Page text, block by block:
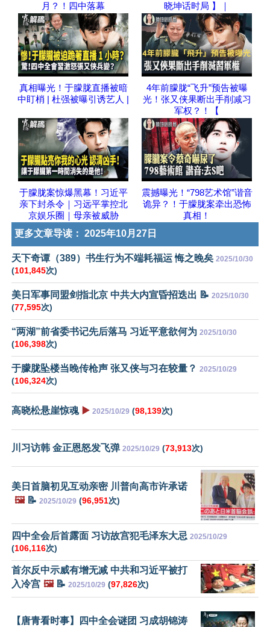
月？！四中落幕
晓坤话时局 】｜
真相曝光！于朦胧直播被暗
中盯梢 | 杜强被曝引诱艺人 |
4年前朦胧“飞升”预告被曝
光！张又侠果断出手削减习
军权？！【
于朦胧案惊爆黑幕！习近平
亲下封杀令｜习远平掌控北
京娱乐圈｜母亲被威胁
震撼曝光！“798艺术馆”谐音
诡异？！于朦胧案牵出恐怖
真相！
更多文章导读： 2025年10月27日
天下奇谭（389）书生行为不端耗福运 悔之晚矣 2025/10/30
(101,845次)
美日军事同盟剑指北京 中共大内宣昏招迭出 📝 2025/10/30
(77,595次)
“两湖”前省委书记先后落马 习近平意欲何为 2025/10/30
(106,398次)
于朦胧坠楼当晚传枪声 张又侠与习在较量？ 2025/10/29
(106,324次)
高晓松悬崖惊魂 ▶️ 2025/10/29 (98,139次)
川习访韩 金正恩怒发飞弹 2025/10/29 (73,913次)
美日首脑初见互动亲密 川普向高市许承诺
🖼️📝 2025/10/29 (96,951次)
四中全会后首露面 习访故宫犯毛泽东大忌 2025/10/29
(106,116次)
首尔反中示威有增无减 中共和习近平被打
入冷宫 🖼️📝 2025/10/29 (97,826次)
【唐青看时事】四中全会谜团 习成胡锦涛